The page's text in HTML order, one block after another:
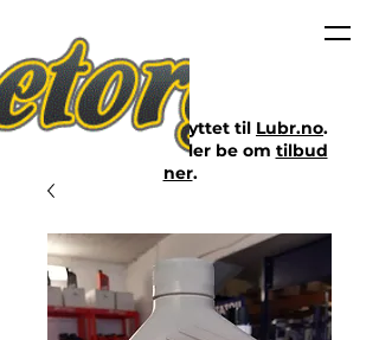
Nettbutikken er flyttet til Lubr.no.
Klikk på lenken eller be om tilbud
her.